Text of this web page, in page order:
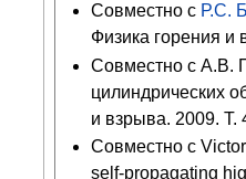
Совместно с Р.С.
Физика горения
Совместно с А.В.
цилиндрических
и взрыва. 2009.
Совместно с
self-propagating